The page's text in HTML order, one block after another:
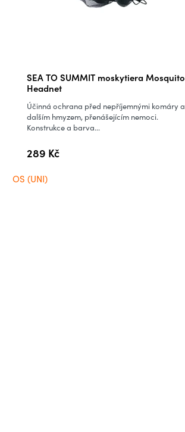
SEA TO SUMMIT moskytiera Mosquito
Headnet
289 Kč
Účinná ochrana před nepříjemnými komáry a
dalším hmyzem, přenášejícím nemoci.
Konstrukce a barva...
OS (UNI)